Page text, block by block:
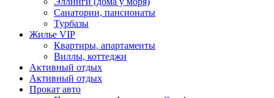
Санатории, пансионаты
Турбазы
Жилье VIP
Квартиры, апартаменты
Виллы, коттеджи
Активный отдых
Активный отдых
Прокат авто